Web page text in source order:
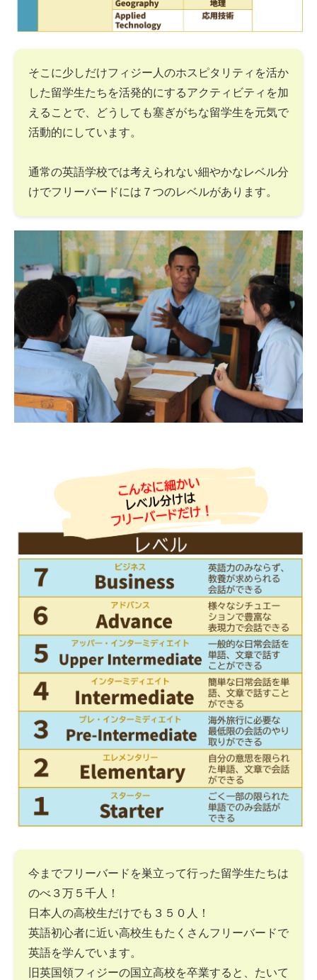
そこに少しだけフィジー人のホスピタリティを活か
した留学生たちを活発的にするアクティビティを加
えることで、どうしても塞ぎがちな留学生を元気で
活動的にしています。
通常の英語学校では考えられない細やかなレベル分
けでフリーバードには７つのレベルがあります。
今までフリーバードを巣立って行った留学生たちは
のべ３万５千人！
日本人の高校生だけでも３５０人！
英語初心者に近い高校生もたくさんフリーバードで
英語を学んでいます。
旧英国領フィジーの国立高校を卒業すると、たいて